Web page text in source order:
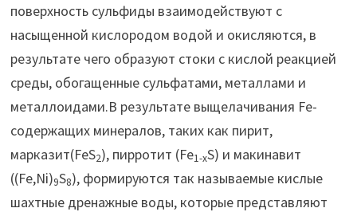
поверхность сульфиды взаимодействуют с
насыщенной кислородом водой и окисляются, в
результате чего образуют стоки с кислой реакцией
среды, обогащенные сульфатами, металлами и
металлоидами.В результате выщелачивания Fe-
содержащих минералов, таких как пирит,
марказит(FeS2), пирротит (Fe1-xS) и макинавит
((Fe,Ni)9S8), формируются так называемые кислые
шахтные дренажные воды, которые представляют